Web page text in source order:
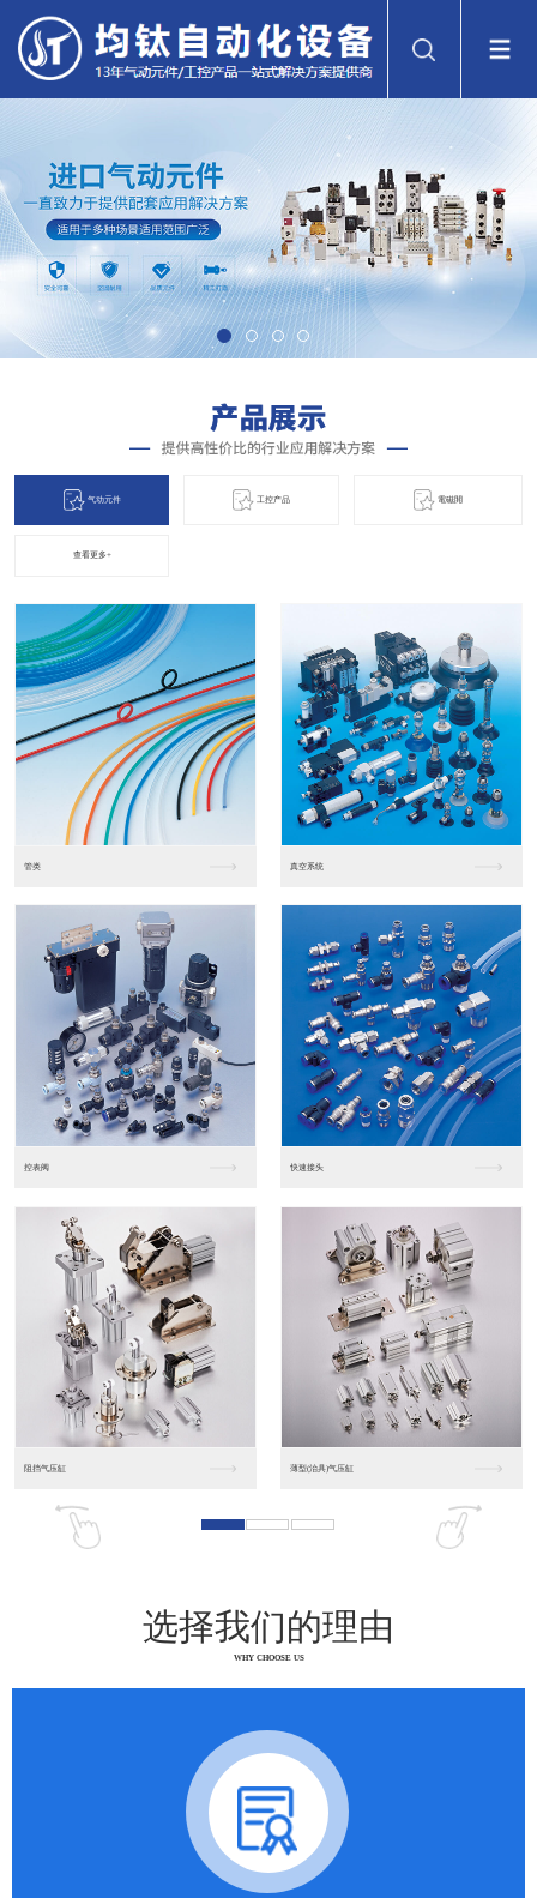
气动元件 工控产品 電磁閞
查看更多+
进口松下PLC2 进口松下PLC
东莞松下PLC 松下人机界面GT07
松下人机界面DP10... 数字光钎传感器FX-...
选择我们的理由
WHY CHOOSE US